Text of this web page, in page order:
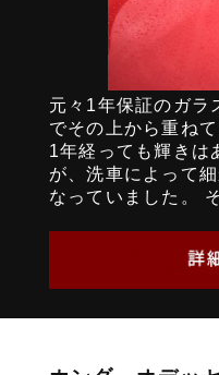
元々1年保証のガラ
でその上から重ね
1年経っても輝きは
が、洗車によって
なっていました。